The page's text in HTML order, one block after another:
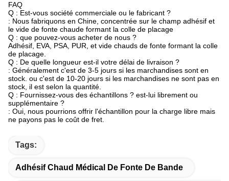
FAQ
Q : Est-vous société commerciale ou le fabricant ?
: Nous fabriquons en Chine, concentrée sur le champ adhésif et
le vide de fonte chaude formant la colle de placage
Q : que pouvez-vous acheter de nous ?
Adhésif, EVA, PSA, PUR, et vide chauds de fonte formant la colle
de placage.
Q : De quelle longueur est-il votre délai de livraison ?
: Généralement c'est de 3-5 jours si les marchandises sont en
stock. ou c'est de 10-20 jours si les marchandises ne sont pas en
stock, il est selon la quantité.
Q : Fournissez-vous des échantillons ? est-lui librement ou
supplémentaire ?
: Oui, nous pourrions offrir l'échantillon pour la charge libre mais
ne payons pas le coût de fret.
Tags:
Adhésif Chaud Médical De Fonte De Bande